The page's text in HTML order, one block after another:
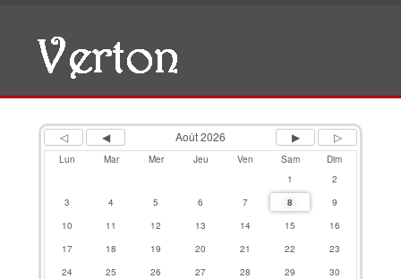
Août 2026
Lun Mar Mer Jeu Ven Sam
Dim
1
2
3
4 5 6 7 8
9
10
11 12 13 14 15
16
17
18 19 20 21 22
23
24
25 26 27 28 29
30